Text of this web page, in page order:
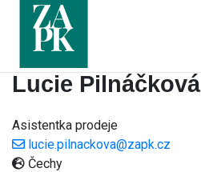
Lucie Pilnáčková
Asistentka prodeje
lucie.pilnackova@zapk.cz
Čechy